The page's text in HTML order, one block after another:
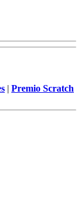
| Premio Scratch